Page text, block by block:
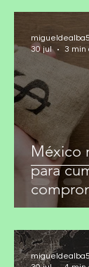
México
para
migueldealba5
30 jul
3